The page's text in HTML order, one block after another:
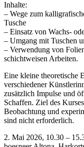
Inhalte:
– Wege zum
Tusche
– Einsatz von Wachs-
– Umgang mit Tuschen
– Verwendung von
schichtweisen Arbeiten.
Eine kleine theoretische
verschiedener
zusätzlich Impulse und
Schaffen. Ziel des
Beobachtung und
sind nicht erforderlich.
2. Mai 2026, 10.30 –